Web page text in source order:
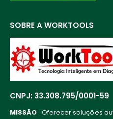
SOBRE A WORKTOOLS
CNPJ: 33.308.795/0001-59
MISSÃO Oferecer soluções